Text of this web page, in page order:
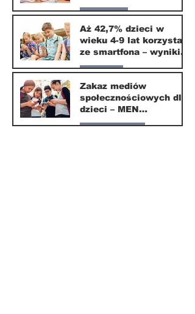
od września 2026
Edukacja
16 mar
Aż 42,7% dzieci w
wieku 4-9 lat korzysta
ze smartfona – wyniki
badania Krajowego
Instytutu Mediów
Parents
1 mar
Zakaz mediów
społecznościowych dla
dzieci – MEN
przedstawia projekt